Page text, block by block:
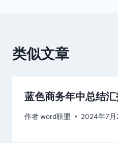
类似文章
蓝色商务年中总结
作者word联盟 2024年7月